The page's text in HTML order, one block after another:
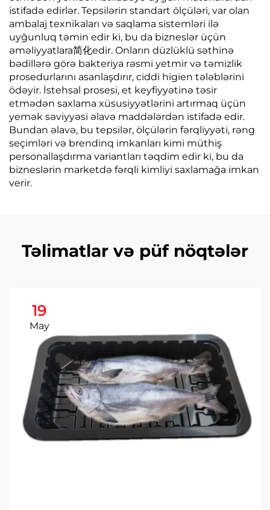
istifadə edirlər. Tepsilərin standart ölçüləri, var olan
ambalaj texnikaları və saqlama sistemləri ilə
uyğunluq təmin edir ki, bu da bizneslər üçün
əməliyyatlara简化edir. Onların düzlüklü səthinə
bədillərə görə bakteriya rəsmi yetmir və təmizlik
prosedurlarını asanlaşdırır, ciddi higien tələblərini
ödəyir. İstehsal prosesi, et keyfiyyətinə təsir
etmədən saxlama xüsusiyyətlərini artırmaq üçün
yemək səviyyəsi əlavə maddələrdən istifadə edir.
Bundan əlavə, bu tepsilər, ölçülərin fərqliyyəti, rəng
seçimləri və brendinq imkanları kimi müthiş
personallaşdırma variantları təqdim edir ki, bu da
bizneslərin marketdə fərqli kimliyi saxlamağa imkan
verir.
Təlimatlar və püf nöqtələr
19
May